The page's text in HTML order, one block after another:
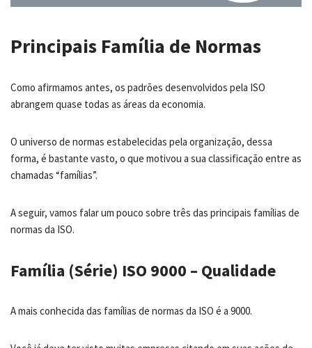
Principais Família de Normas
Como afirmamos antes, os padrões desenvolvidos pela ISO
abrangem quase todas as áreas da economia.
O universo de normas estabelecidas pela organização, dessa
forma, é bastante vasto, o que motivou a sua classificação entre as
chamadas “famílias”.
A seguir, vamos falar um pouco sobre três das principais famílias de
normas da ISO.
Família (Série) ISO 9000 – Qualidade
A mais conhecida das famílias de normas da ISO é a 9000.